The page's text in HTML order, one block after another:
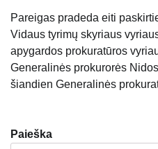
Pareigas pradeda eiti
Vidaus tyrimų skyriaus
apygardos prokuratūros
Generalinės prokurorės
šiandien Generalinės
Paieška